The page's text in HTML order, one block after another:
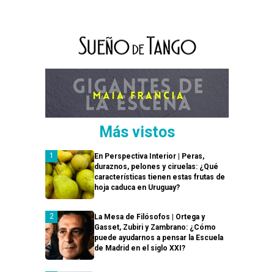
Más vistos
En Perspectiva Interior | Peras,
duraznos, pelones y ciruelas: ¿Qué
características tienen estas frutas de
hoja caduca en Uruguay?
La Mesa de Filósofos | Ortega y
Gasset, Zubiri y Zambrano: ¿Cómo
puede ayudarnos a pensar la Escuela
de Madrid en el siglo XXI?